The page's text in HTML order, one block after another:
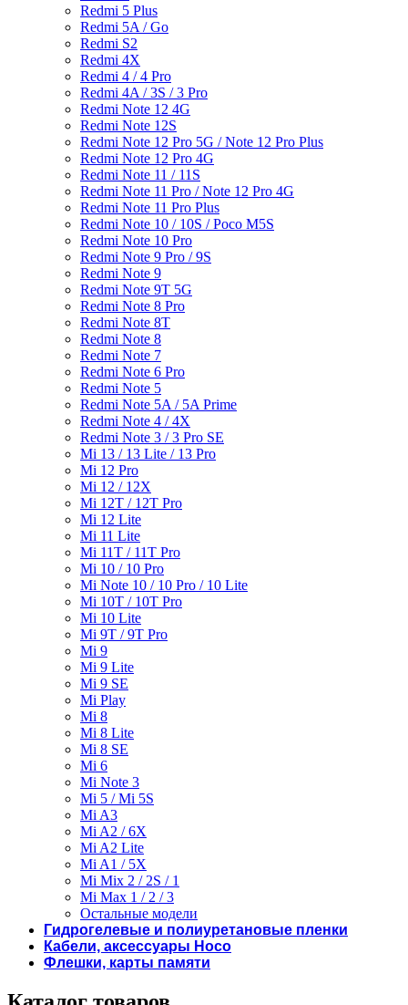
Redmi 5 Plus
Redmi 5A / Go
Redmi S2
Redmi 4X
Redmi 4 / 4 Pro
Redmi 4A / 3S / 3 Pro
Redmi Note 12 4G
Redmi Note 12S
Redmi Note 12 Pro 5G / Note 12 Pro Plus
Redmi Note 12 Pro 4G
Redmi Note 11 / 11S
Redmi Note 11 Pro / Note 12 Pro 4G
Redmi Note 11 Pro Plus
Redmi Note 10 / 10S / Poco M5S
Redmi Note 10 Pro
Redmi Note 9 Pro / 9S
Redmi Note 9
Redmi Note 9T 5G
Redmi Note 8 Pro
Redmi Note 8T
Redmi Note 8
Redmi Note 7
Redmi Note 6 Pro
Redmi Note 5
Redmi Note 5A / 5A Prime
Redmi Note 4 / 4X
Redmi Note 3 / 3 Pro SE
Mi 13 / 13 Lite / 13 Pro
Mi 12 Pro
Mi 12 / 12X
Mi 12T / 12T Pro
Mi 12 Lite
Mi 11 Lite
Mi 11T / 11T Pro
Mi 10 / 10 Pro
Mi Note 10 / 10 Pro / 10 Lite
Mi 10T / 10T Pro
Mi 10 Lite
Mi 9T / 9T Pro
Mi 9
Mi 9 Lite
Mi 9 SE
Mi Play
Mi 8
Mi 8 Lite
Mi 8 SE
Mi 6
Mi Note 3
Mi 5 / Mi 5S
Mi A3
Mi A2 / 6X
Mi A2 Lite
Mi A1 / 5X
Mi Mix 2 / 2S / 1
Mi Max 1 / 2 / 3
Остальные модели
Гидрогелевые и полиуретановые пленки
Кабели, аксессуары Hoco
Флешки, карты памяти